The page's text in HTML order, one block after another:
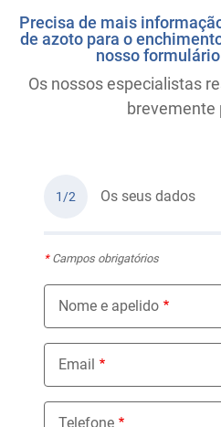
Precisa de mais
de azoto para o
nosso
Os nossos especialistas
brevemente
1/2 Os seus dados
*Campos obrigatórios
Nome e apelido
Email
Telefone